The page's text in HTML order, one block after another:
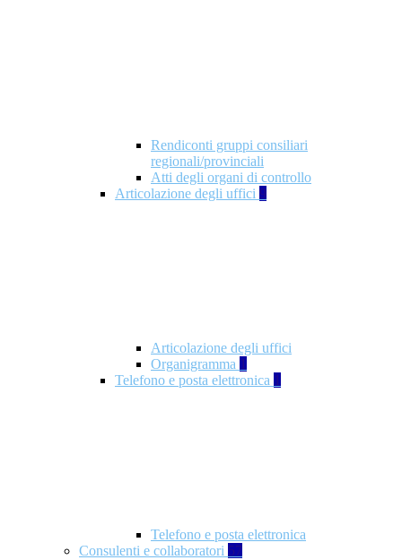
Rendiconti gruppi consiliari
regionali/provinciali
Atti degli organi di controllo
Articolazione degli uffici 9
Articolazione degli uffici
Organigramma 1
Telefono e posta elettronica 1
Telefono e posta elettronica
Consulenti e collaboratori 57